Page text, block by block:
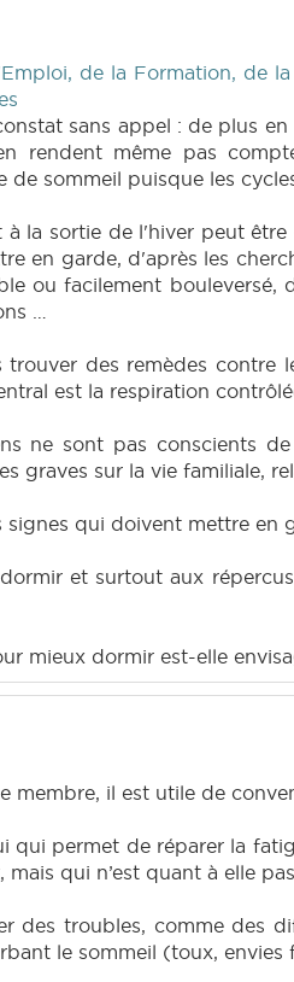
de la Formation, de
sans appel : de plus
rendent même pas
sommeil puisque les
la sortie de l'hiver peut
en garde, d'après les
ou facilement
…
des remèdes contre
est la respiration
ne sont pas conscients
graves sur la vie familiale,
qui doivent mettre en
et surtout aux
mieux dormir est-elle
membre, il est utile de
permet de réparer la
qui n’est quant à elle
des troubles, comme des
le sommeil (toux, envies